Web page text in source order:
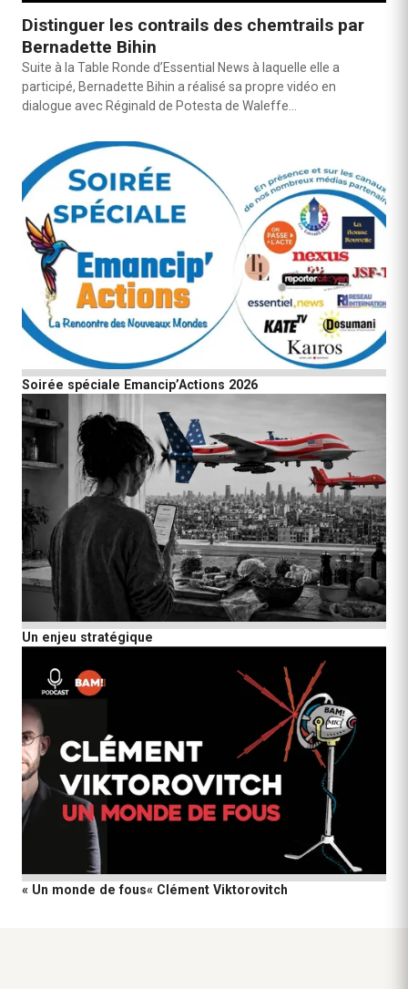
Distinguer les contrails des chemtrails par
Bernadette Bihin
Suite à la Table Ronde d’Essential News à laquelle elle a
participé, Bernadette Bihin a réalisé sa propre vidéo en
dialogue avec Réginald de Potesta de Waleffe…
Soirée spéciale Emancip’Actions 2026
Un enjeu stratégique
« Un monde de fous« Clément Viktorovitch